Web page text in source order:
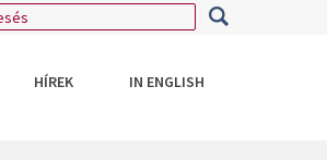
HÍREK IN ENGLISH